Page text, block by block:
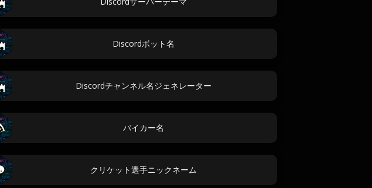
Discordボット名
Discordチャンネル名ジェネレーター
バイカー名
クリケット選手ニックネーム